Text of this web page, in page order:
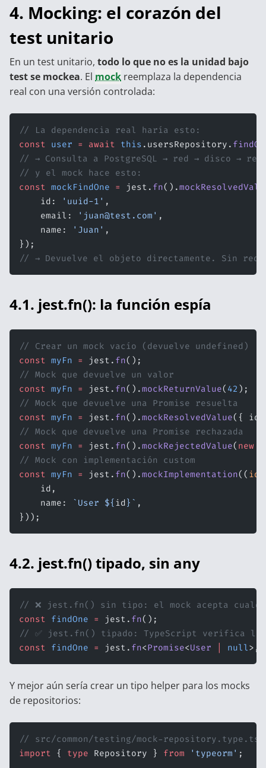
4. Mocking: el corazón del
test unitario
En un test unitario, todo lo que no es la unidad bajo
test se mockea. El mock reemplaza la dependencia
real con una versión controlada:
// La dependencia real haría esto:
const user = await this .usersRepository.
// → Consulta a PostgreSQL → red → disco →
// y el mock hace esto:
const mockFindOne = jest. fn().
    id:
'uuid-1' ,
    email:
'juan@test.com' ,
    name:
'Juan' ,
});
// → Devuelve el objeto directamente. Sin red
4.1. jest.fn(): la función espía
// Crear un mock vacío (devuelve undefined)
const myFn = jest. fn();
// Mock que devuelve un valor
const myFn = jest. fn().mockReturnValue( 42 );
// Mock que devuelve una Promise resuelta
const myFn = jest. fn().mockResolvedValue({
// Mock que devuelve una Promise rechazada
const myFn = jest. fn().mockRejectedValue( new
// Mock con implementación custom
const myFn = jest. fn().mockImplementation(( id
    id,
    name:
`User ${id}` ,
}));
4.2. jest.fn() tipado, sin any
// ❌ jest.fn() sin tipo: el mock acepta
const findOne = jest. fn();
// ✅ jest.fn() tipado: TypeScript verifica los
const findOne = jest. fn<Promise<User null
Y mejor aún sería crear un tipo helper para los mocks
de repositorios:
// src/common/testing/mock-repository.type.ts
import { type Repository } from 'typeorm' ;